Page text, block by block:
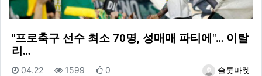
"프로축구 선수 최소 70명, 성매매 파티에"… 이탈
리…
등록자슬롯마켓
등록일
04.22 조회
1599 추천
0